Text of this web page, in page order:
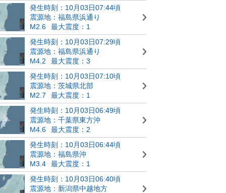
発生時刻：10月03日07:44頃
震源地：福島県浜通り
M2.6
最大震度：1
発生時刻：10月03日07:29頃
震源地：福島県浜通り
M4.2
最大震度：3
発生時刻：10月03日07:10頃
震源地：茨城県北部
M2.7
最大震度：1
発生時刻：10月03日06:49頃
震源地：千葉県東方沖
M4.6
最大震度：2
発生時刻：10月03日06:44頃
震源地：福島県沖
M3.4
最大震度：1
発生時刻：10月03日06:40頃
震源地：新潟県中越地方